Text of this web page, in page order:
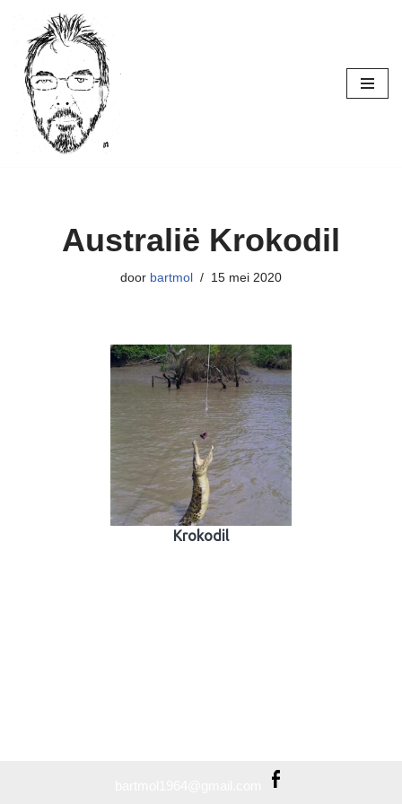
Ga
naar
de
inhoud
Australië Krokodil
door bartmol 15 mei 2020
Krokodil